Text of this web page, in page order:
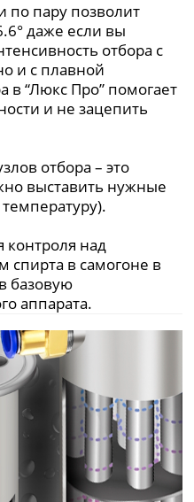
по пару позволит
даже если вы
отбора с
и с плавной
в “Люкс Про” помогает
и не зацепить
отбора – это
выставить нужные
над
в самогоне в
базовую
аппарата.